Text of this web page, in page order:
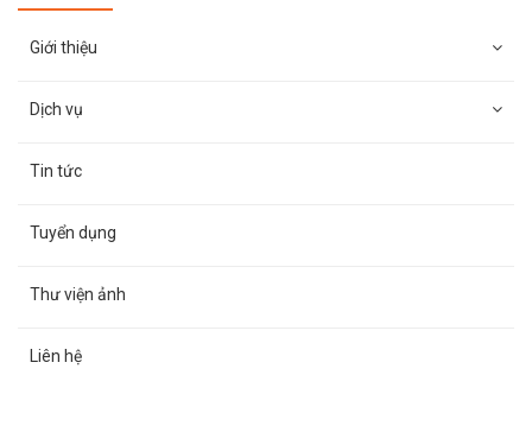
Giới thiệu
Dịch vụ
Tin tức
Tuyển dụng
Thư viện ảnh
Liên hệ